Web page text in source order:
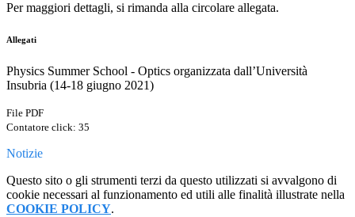
Per maggiori dettagli, si rimanda alla circolare allegata.
Allegati
Physics Summer School - Optics organizzata dall’Università
Insubria (14-18 giugno 2021)
File PDF
Contatore click: 35
Notizie
Questo sito o gli strumenti terzi da questo utilizzati si avvalgono di
cookie necessari al funzionamento ed utili alle finalità illustrate nella
COOKIE POLICY.